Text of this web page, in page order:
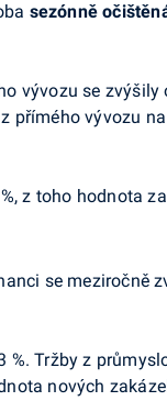
sezónně
vývozu se zvýšily
přímého vývozu
z toho hodnota
se meziročně
Tržby z
nových